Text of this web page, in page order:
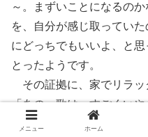
～。まずいことになるの
を、自分が感じ取ってい
にどっちでもいいよ、と
とったようです。
その証拠に、家でリラッ
「あの、歌は、すごくい
いだ。」
メニュー ホーム